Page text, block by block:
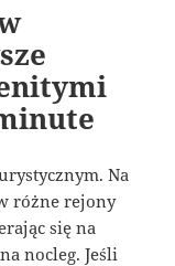
Na
różne rejony
się na
nocleg. Jeśli